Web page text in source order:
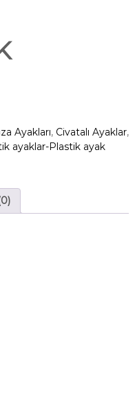
Ayakları, Civatalı Ayaklar,
ayaklar-Plastik ayak